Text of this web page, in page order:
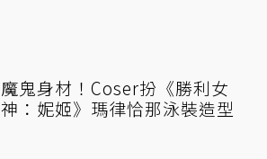
魔鬼身材！Coser扮《勝利女
神：妮姬》瑪律恰那泳裝造型